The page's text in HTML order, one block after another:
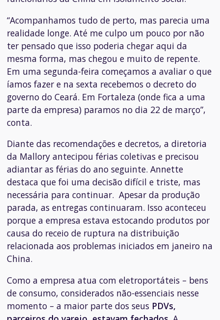
“Acompanhamos tudo de perto, mas parecia uma
realidade longe. Até me culpo um pouco por não
ter pensado que isso poderia chegar aqui da
mesma forma, mas chegou e muito de repente.
Em uma segunda-feira começamos a avaliar o que
íamos fazer e na sexta recebemos o decreto do
governo do Ceará. Em Fortaleza (onde fica a uma
parte da empresa) paramos no dia 22 de março”,
conta.
Diante das recomendações e decretos, a diretoria
da Mallory antecipou férias coletivas e precisou
adiantar as férias do ano seguinte. Annette
destaca que foi uma decisão difícil e triste, mas
necessária para continuar. Apesar da produção
parada, as entregas continuaram. Isso aconteceu
porque a empresa estava estocando produtos por
causa do receio de ruptura na distribuição
relacionada aos problemas iniciados em janeiro na
China.
Como a empresa atua com eletroportáteis – bens
de consumo, considerados não-essenciais nesse
momento – a maior parte dos seus PDVs,